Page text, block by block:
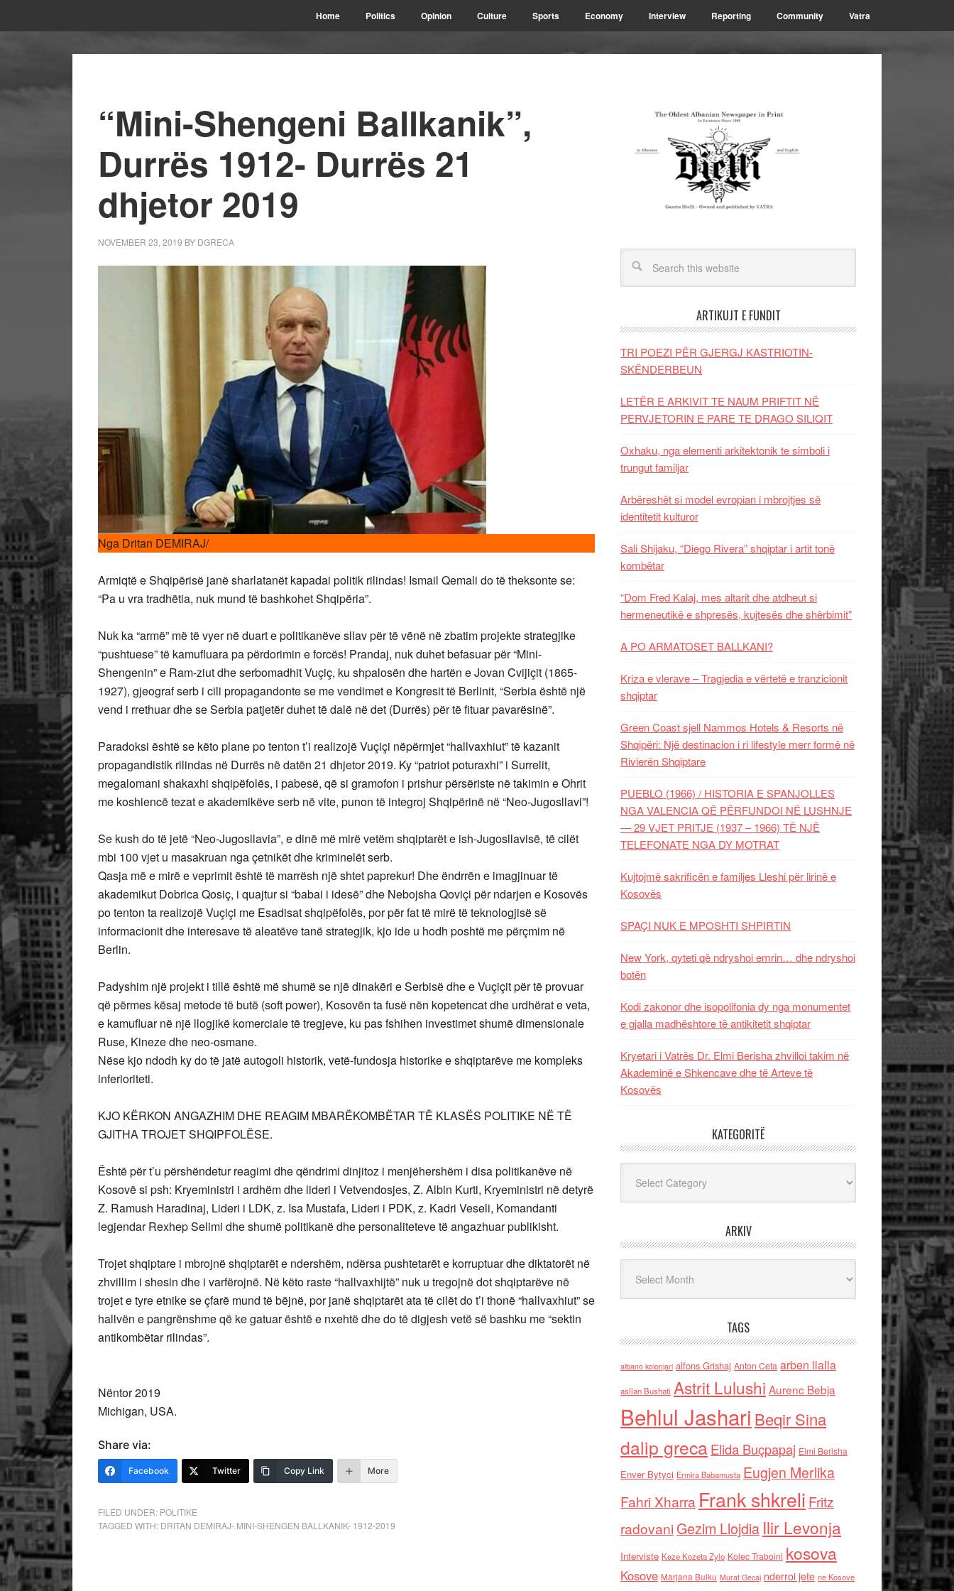
Home Politics Opinion Culture Sports Economy Interview Reporting Community Vatra
“Mini-Shengeni Ballkanik”,
Durrës 1912- Durrës 21
dhjetor 2019
NOVEMBER 23, 2019 BY DGRECA
Nga Dritan DEMIRAJ/
Armiqtë e Shqipërisë janë sharlatanët kapadai politik rilindas! Ismail Qemali do të theksonte se:
“Pa u vra tradhëtia, nuk mund të bashkohet Shqipëria”.
Nuk ka “armë” më të vyer në duart e politikanëve sllav për të vënë në zbatim projekte strategjike
“pushtuese” të kamufluara pa përdorimin e forcës! Prandaj, nuk duhet befasuar për “Mini-
Shengenin” e Ram-ziut dhe serbomadhit Vuçiç, ku shpalosën dhe hartën e Jovan Cvijiçit (1865-
1927), gjeograf serb i cili propagandonte se me vendimet e Kongresit të Berlinit, “Serbia është një
vend i rrethuar dhe se Serbia patjetër duhet të dalë në det (Durrës) për të fituar pavarësinë”.
Paradoksi është se këto plane po tenton t’i realizojë Vuçiçi nëpërmjet “hallvaxhiut” të kazanit
propagandistik rilindas në Durrës në datën 21 dhjetor 2019. Ky “patriot poturaxhi” i Surrelit,
megalomani shakaxhi shqipëfolës, i pabesë, që si gramofon i prishur përsëriste në takimin e Ohrit
me koshiencë tezat e akademikëve serb në vite, punon të integroj Shqipërinë në “Neo-Jugosllavi”!
Se kush do të jetë “Neo-Jugosllavia”, e dinë më mirë vetëm shqiptarët e ish-Jugosllavisë, të cilët
mbi 100 vjet u masakruan nga çetnikët dhe kriminelët serb.
Qasja më e mirë e veprimit është të marrësh një shtet paprekur! Dhe ëndrrën e imagjinuar të
akademikut Dobrica Qosiç, i quajtur si “babai i idesë” dhe Nebojsha Qoviçi për ndarjen e Kosovës
po tenton ta realizojë Vuçiçi me Esadisat shqipëfolës, por për fat të mirë të teknologjisë së
informacionit dhe interesave të aleatëve tanë strategjik, kjo ide u hodh poshtë me përçmim në
Berlin.
Padyshim një projekt i tillë është më shumë se një dinakëri e Serbisë dhe e Vuçiçit për të provuar
që përmes kësaj metode të butë (soft power), Kosovën ta fusë nën kopetencat dhe urdhërat e veta,
e kamufluar në një llogjikë komerciale të tregjeve, ku pas fshihen investimet shumë dimensionale
Ruse, Kineze dhe neo-osmane.
Nëse kjo ndodh ky do të jatë autogoli historik, vetë-fundosja historike e shqiptarëve me kompleks
inferioriteti.
KJO KËRKON ANGAZHIM DHE REAGIM MBARËKOMBËTAR TË KLASËS POLITIKE NË TË
GJITHA TROJET SHQIPFOLËSE.
Është për t’u përshëndetur reagimi dhe qëndrimi dinjitoz i menjëhershëm i disa politikanëve në
Kosovë si psh: Kryeministri i ardhëm dhe lideri i Vetvendosjes, Z. Albin Kurti, Kryeministri në detyrë
Z. Ramush Haradinaj, Lideri i LDK, z. Isa Mustafa, Lideri i PDK, z. Kadri Veseli, Komandanti
legjendar Rexhep Selimi dhe shumë politikanë dhe personaliteteve të angazhuar publikisht.
Trojet shqiptare i mbrojnë shqiptarët e ndershëm, ndërsa pushtetarët e korruptuar dhe diktatorët në
zhvillim i shesin dhe i varfërojnë. Në këto raste “hallvaxhijtë” nuk u tregojnë dot shqiptarëve në
trojet e tyre etnike se çfarë mund të bëjnë, por janë shqiptarët ata të cilët do t’i thonë “hallvaxhiut” se
hallvën e pangrënshme që ke gatuar është e nxehtë dhe do të digjesh vetë së bashku me “sektin
antikombëtar rilindas”.
Nëntor 2019
Michigan, USA.
Share via:
Facebook Twitter Copy Link More
FILED UNDER: POLITIKE
TAGGED WITH: DRITAN DEMIRAJ- MINI-SHENGEN BALLKANIK- 1912-2019
ARTIKUJT E FUNDIT
TRI POEZI PËR GJERGJ KASTRIOTIN-
SKËNDERBEUN
LETËR E ARKIVIT TE NAUM PRIFTIT NË
PERVJETORIN E PARE TE DRAGO SILIQIT
Oxhaku, nga elementi arkitektonik te simboli i
trungut familjar
Arbëreshët si model evropian i mbrojtjes së
identitetit kulturor
Sali Shijaku, “Diego Rivera” shqiptar i artit tonë
kombëtar
“Dom Fred Kalaj, mes altarit dhe atdheut si
hermeneutikë e shpresës, kujtesës dhe shërbimit”
A PO ARMATOSET BALLKANI?
Kriza e vlerave – Tragjedia e vërtetë e tranzicionit
shqiptar
Green Coast sjell Nammos Hotels & Resorts në
Shqipëri: Një destinacion i ri lifestyle merr formë në
Rivierën Shqiptare
PUEBLO (1966) / HISTORIA E SPANJOLLES
NGA VALENCIA QË PËRFUNDOI NË LUSHNJE
— 29 VJET PRITJE (1937 – 1966) TË NJË
TELEFONATE NGA DY MOTRAT
Kujtojmë sakrificën e familjes Lleshi për lirinë e
Kosovës
SPAÇI NUK E MPOSHTI SHPIRTIN
New York, qyteti që ndryshoi emrin… dhe ndryshoi
botën
Kodi zakonor dhe isopolifonia dy nga monumentet
e gjalla madhështore të antikitetit shqiptar
Kryetari i Vatrës Dr. Elmi Berisha zhvilloi takim në
Akademinë e Shkencave dhe të Arteve të
Kosovës
KATEGORITË
ARKIV
TAGS
albano kolonjari alfons Grishaj Anton Cefa arben llalla
asllan Bushati Astrit Lulushi Aurenc Bebja
Behlul Jashari Beqir Sina
dalip grecaElida Buçpapaj Elmi Berisha
Enver Bytyci Ermira Babamusta Eugjen Merlika
Fahri Xharra Frank shkreli Fritz
radovaniGezim Llojdia Ilir Levonja
Interviste Keze Kozeta Zylo Kolec Traboini kosova
Kosove Marjana Bulku Murat Gecaj nderroi jete ne Kosove